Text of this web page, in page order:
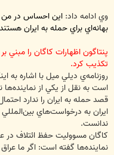
وي ادامه داد: اين احساس در من
بهانه‌اي براي حمله به ايران
پنتاگون اظهارات كاگان را مبني
تكذيب كرد.
است به نقل از يكي از
قصد حمله به ايران را ندارد
ايران به درخواست‌هاي
ندانست.
كاگان مسووليت حفظ ائتلاف در
نماينده‌ها گفته است: اگر ما